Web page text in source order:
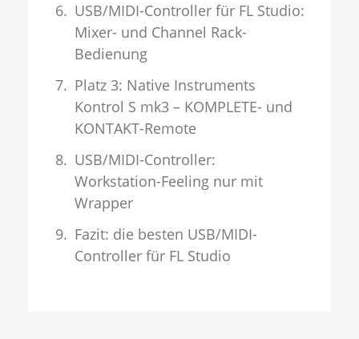
USB/MIDI-Controller für FL Studio:
Mixer- und Channel Rack-
Bedienung
Platz 3: Native Instruments
Kontrol S mk3 – KOMPLETE- und
KONTAKT-Remote
USB/MIDI-Controller:
Workstation-Feeling nur mit
Wrapper
Fazit: die besten USB/MIDI-
Controller für FL Studio